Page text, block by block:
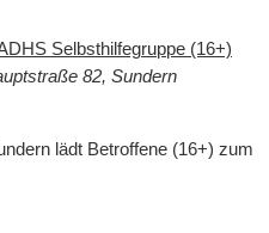
Selbsthilfegruppe (16+)
82, Sundern
lädt Betroffene (16+) zum